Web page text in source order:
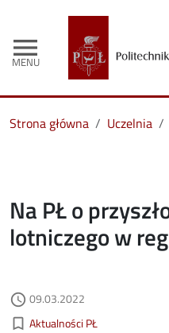
menu
MENU
Strona główna Uczelnia
Na PŁ o
lotniczego w
access_time Data dodania
09.03.2022
bookmark_border Kategorie aktualności
Aktualności PŁ